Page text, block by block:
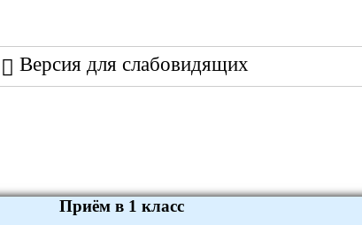
Версия для слабовидящих
Приём в 1 класс